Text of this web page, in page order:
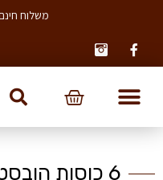
משלוח חינם
6 כוסות הובסטאר כחול 350 מ"ל